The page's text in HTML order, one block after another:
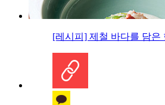
[레시피] 제철 바다를 담은